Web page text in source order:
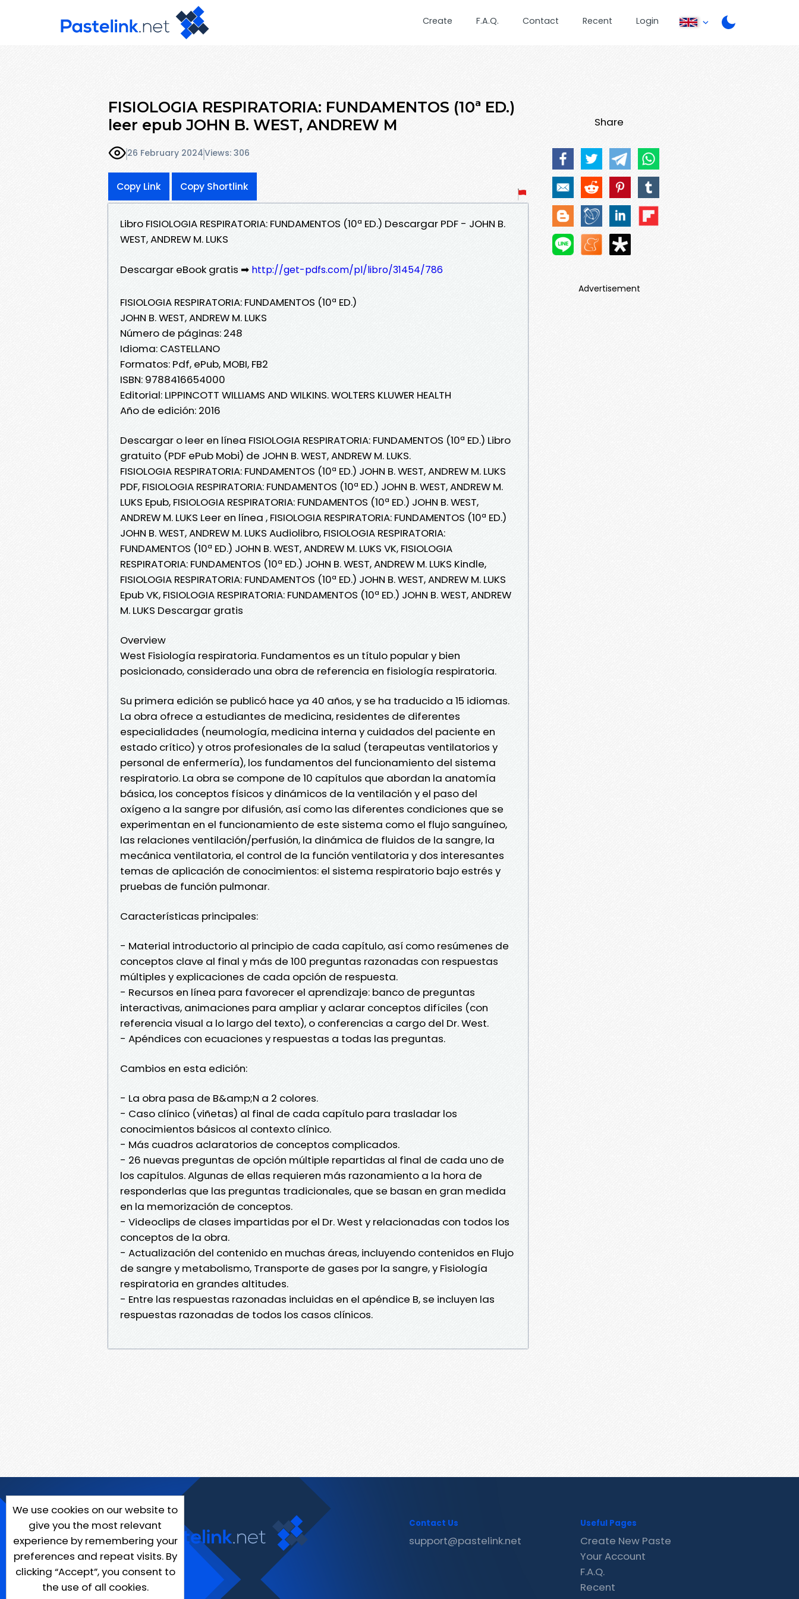
Create F.A.Q. Contact Recent Login
FISIOLOGIA RESPIRATORIA: FUNDAMENTOS (10ª ED.)
leer epub JOHN B. WEST, ANDREW M
26 February 2024Views: 306
Copy Link Copy Shortlink
Libro FISIOLOGIA RESPIRATORIA: FUNDAMENTOS (10ª ED.) Descargar PDF - JOHN B.
WEST, ANDREW M. LUKS
Descargar eBook gratis ➡ http://get-pdfs.com/pl/libro/31454/786
FISIOLOGIA RESPIRATORIA: FUNDAMENTOS (10ª ED.)
JOHN B. WEST, ANDREW M. LUKS
Número de páginas: 248
Idioma: CASTELLANO
Formatos: Pdf, ePub, MOBI, FB2
ISBN: 9788416654000
Editorial: LIPPINCOTT WILLIAMS AND WILKINS. WOLTERS KLUWER HEALTH
Año de edición: 2016
Descargar o leer en línea FISIOLOGIA RESPIRATORIA: FUNDAMENTOS (10ª ED.) Libro
gratuito (PDF ePub Mobi) de JOHN B. WEST, ANDREW M. LUKS.
FISIOLOGIA RESPIRATORIA: FUNDAMENTOS (10ª ED.) JOHN B. WEST, ANDREW M. LUKS
PDF, FISIOLOGIA RESPIRATORIA: FUNDAMENTOS (10ª ED.) JOHN B. WEST, ANDREW M.
LUKS Epub, FISIOLOGIA RESPIRATORIA: FUNDAMENTOS (10ª ED.) JOHN B. WEST,
ANDREW M. LUKS Leer en línea , FISIOLOGIA RESPIRATORIA: FUNDAMENTOS (10ª ED.)
JOHN B. WEST, ANDREW M. LUKS Audiolibro, FISIOLOGIA RESPIRATORIA:
FUNDAMENTOS (10ª ED.) JOHN B. WEST, ANDREW M. LUKS VK, FISIOLOGIA
RESPIRATORIA: FUNDAMENTOS (10ª ED.) JOHN B. WEST, ANDREW M. LUKS Kindle,
FISIOLOGIA RESPIRATORIA: FUNDAMENTOS (10ª ED.) JOHN B. WEST, ANDREW M. LUKS
Epub VK, FISIOLOGIA RESPIRATORIA: FUNDAMENTOS (10ª ED.) JOHN B. WEST, ANDREW
M. LUKS Descargar gratis
Overview
West Fisiología respiratoria. Fundamentos es un título popular y bien
posicionado, considerado una obra de referencia en fisiología respiratoria.
Su primera edición se publicó hace ya 40 años, y se ha traducido a 15 idiomas.
La obra ofrece a estudiantes de medicina, residentes de diferentes
especialidades (neumología, medicina interna y cuidados del paciente en
estado crítico) y otros profesionales de la salud (terapeutas ventilatorios y
personal de enfermería), los fundamentos del funcionamiento del sistema
respiratorio. La obra se compone de 10 capítulos que abordan la anatomía
básica, los conceptos físicos y dinámicos de la ventilación y el paso del
oxígeno a la sangre por difusión, así como las diferentes condiciones que se
experimentan en el funcionamiento de este sistema como el flujo sanguíneo,
las relaciones ventilación/perfusión, la dinámica de fluidos de la sangre, la
mecánica ventilatoria, el control de la función ventilatoria y dos interesantes
temas de aplicación de conocimientos: el sistema respiratorio bajo estrés y
pruebas de función pulmonar.
Características principales:
- Material introductorio al principio de cada capítulo, así como resúmenes de
conceptos clave al final y más de 100 preguntas razonadas con respuestas
múltiples y explicaciones de cada opción de respuesta.
- Recursos en línea para favorecer el aprendizaje: banco de preguntas
interactivas, animaciones para ampliar y aclarar conceptos difíciles (con
referencia visual a lo largo del texto), o conferencias a cargo del Dr. West.
- Apéndices con ecuaciones y respuestas a todas las preguntas.
Cambios en esta edición:
- La obra pasa de B&amp;N a 2 colores.
- Caso clínico (viñetas) al final de cada capítulo para trasladar los
conocimientos básicos al contexto clínico.
- Más cuadros aclaratorios de conceptos complicados.
- 26 nuevas preguntas de opción múltiple repartidas al final de cada uno de
los capítulos. Algunas de ellas requieren más razonamiento a la hora de
responderlas que las preguntas tradicionales, que se basan en gran medida
en la memorización de conceptos.
- Videoclips de clases impartidas por el Dr. West y relacionadas con todos los
conceptos de la obra.
- Actualización del contenido en muchas áreas, incluyendo contenidos en Flujo
de sangre y metabolismo, Transporte de gases por la sangre, y Fisiología
respiratoria en grandes altitudes.
- Entre las respuestas razonadas incluidas en el apéndice B, se incluyen las
respuestas razonadas de todos los casos clínicos.
Share
Advertisement
We use cookies on our website to
give you the most relevant
experience by remembering your
preferences and repeat visits. By
clicking “Accept”, you consent to
the use of all cookies.
Contact Us
support@pastelink.net
Useful Pages
Create New Paste
Your Account
F.A.Q.
Recent